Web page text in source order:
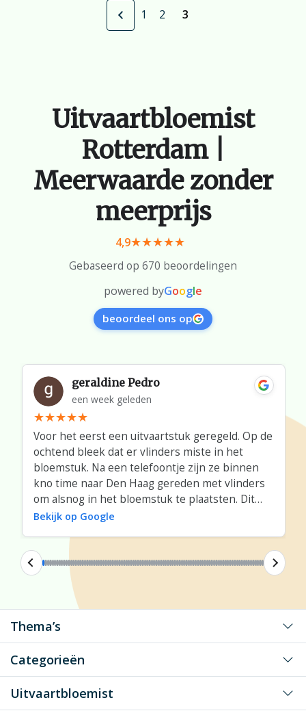
1 2 3
Uitvaartbloemist
Rotterdam |
Meerwaarde zonder
meerprijs
4,9
Gebaseerd op 670 beoordelingen
powered byGoogle
beoordeel ons op
geraldine Pedro
een week geleden
Voor het eerst een uitvaartstuk geregeld. Op de
ochtend bleek dat er vlinders miste in het
bloemstuk. Na een telefoontje zijn ze binnen
kno time naar Den Haag gereden met vlinders
om alsnog in het bloemstuk te plaatsten. Dit
was super.
Bekijk op Google
Thema’s
Voor mijn grote liefde
Voor mijn liefste vader/moeder
Voor mijn liefste opa/oma
Categorieën
Klassiek rouwwerk
Speciaal gevormd rouwwerk
Uitvaartbloemist